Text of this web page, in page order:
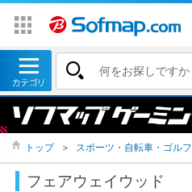
トップ ＞ スポーツ・自転車・ゴルフ
フェアウェイウッド